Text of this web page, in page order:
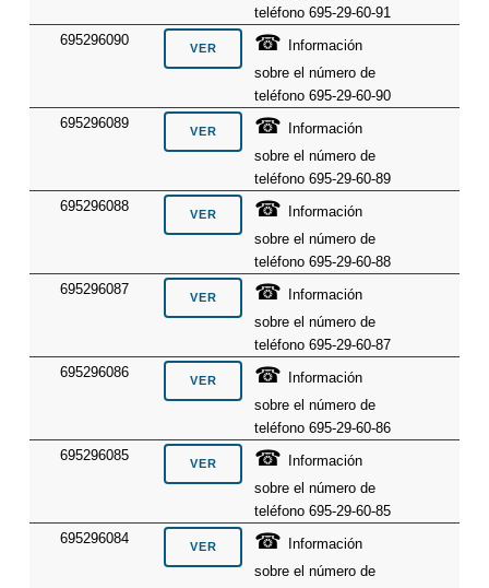
teléfono 695-29-60-91
695296090
☎ Información
sobre el número de
teléfono 695-29-60-90
695296089
☎ Información
sobre el número de
teléfono 695-29-60-89
695296088
☎ Información
sobre el número de
teléfono 695-29-60-88
695296087
☎ Información
sobre el número de
teléfono 695-29-60-87
695296086
☎ Información
sobre el número de
teléfono 695-29-60-86
695296085
☎ Información
sobre el número de
teléfono 695-29-60-85
695296084
☎ Información
sobre el número de